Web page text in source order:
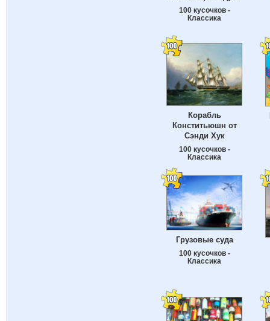
100 кусочков -
Классика
Корабль
Конститьюшн от
Сэнди Хук
100 кусочков -
Классика
Грузовые суда
100 кусочков -
Классика